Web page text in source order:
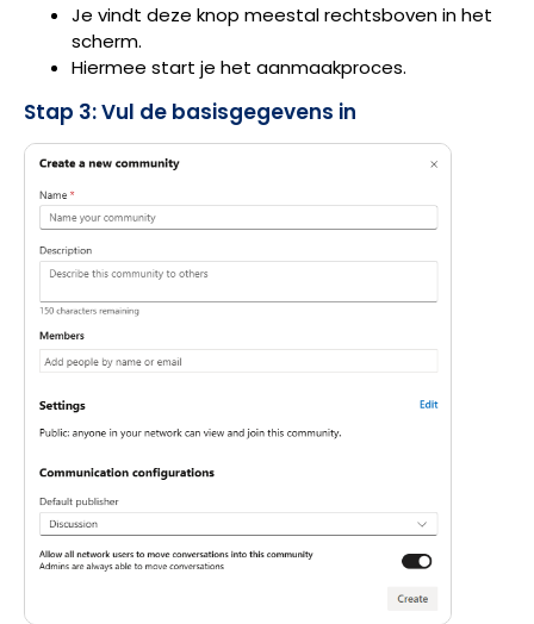
Je vindt deze knop meestal rechtsboven in het
scherm.
Hiermee start je het aanmaakproces.
Stap 3: Vul de basisgegevens in